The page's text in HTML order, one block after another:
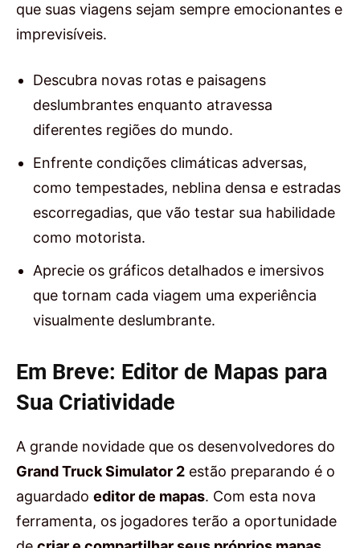
que suas viagens sejam sempre emocionantes e
imprevisíveis.
Descubra novas rotas e paisagens
deslumbrantes enquanto atravessa
diferentes regiões do mundo.
Enfrente condições climáticas adversas,
como tempestades, neblina densa e estradas
escorregadias, que vão testar sua habilidade
como motorista.
Aprecie os gráficos detalhados e imersivos
que tornam cada viagem uma experiência
visualmente deslumbrante.
Em Breve: Editor de Mapas para
Sua Criatividade
A grande novidade que os desenvolvedores do
Grand Truck Simulator 2 estão preparando é o
aguardado editor de mapas. Com esta nova
ferramenta, os jogadores terão a oportunidade